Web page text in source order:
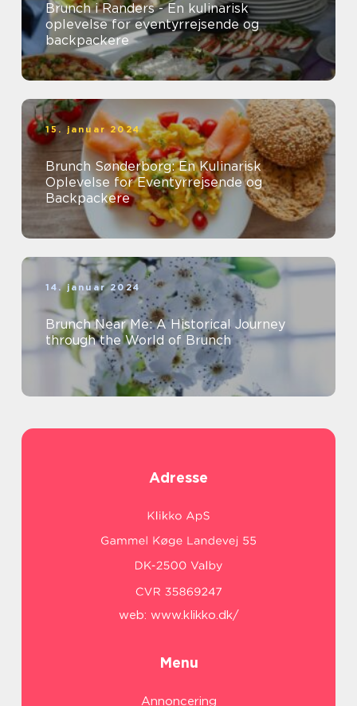
Brunch i Randers - En kulinarisk
oplevelse for eventyrrejsende og
backpackere
15. januar 2024
Brunch Sønderborg: En Kulinarisk
Oplevelse for Eventyrrejsende og
Backpackere
14. januar 2024
Brunch Near Me: A Historical Journey
through the World of Brunch
Adresse
web: www.klikko.dk/
Menu
Annoncering